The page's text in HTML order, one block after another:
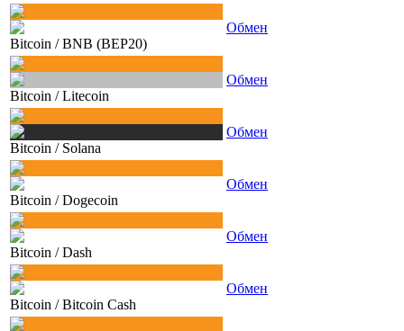
Bitcoin /BNB (BEP20)
Обмен
Bitcoin /Litecoin
Обмен
Bitcoin / Solana
Обмен
Bitcoin /Dogecoin
Обмен
Bitcoin /Dash
Обмен
Bitcoin /Bitcoin Cash
Обмен